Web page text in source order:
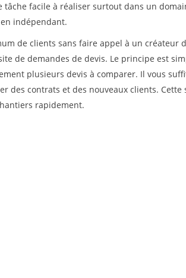
tâche facile à réaliser surtout dans un
indépendant.
de clients sans faire appel à un créateur
de demandes de devis. Le principe est
plusieurs devis à comparer. Il vous
des contrats et des nouveaux clients. Cette
rapidement.